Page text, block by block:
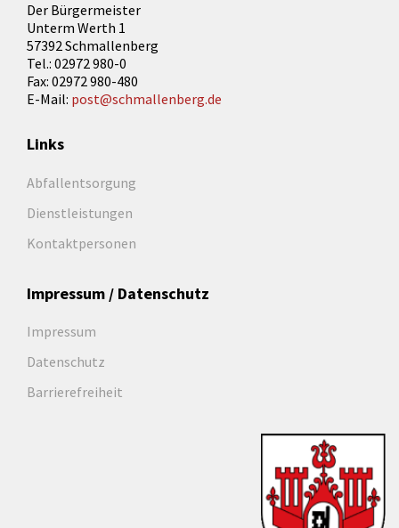
Der Bürgermeister
Unterm Werth 1
57392 Schmallenberg
Tel.: 02972 980-0
Fax: 02972 980-480
E-Mail: post@schmallenberg.de
Links
Abfallentsorgung
Dienstleistungen
Kontaktpersonen
Impressum / Datenschutz
Impressum
Datenschutz
Barrierefreiheit